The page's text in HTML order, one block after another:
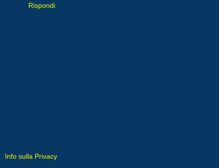
Rispondi
Info sulla Privacy